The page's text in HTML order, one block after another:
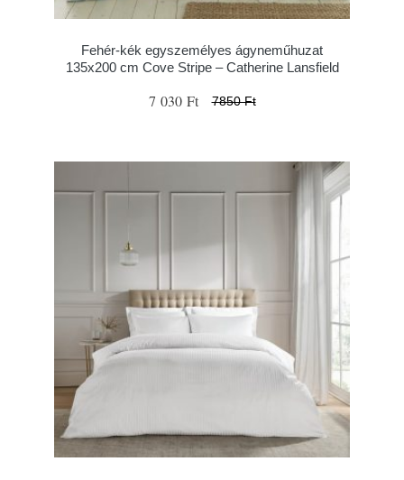
Fehér-kék egyszemélyes ágyneműhuzat
135x200 cm Cove Stripe – Catherine Lansfield
7 030 Ft 7850 Ft